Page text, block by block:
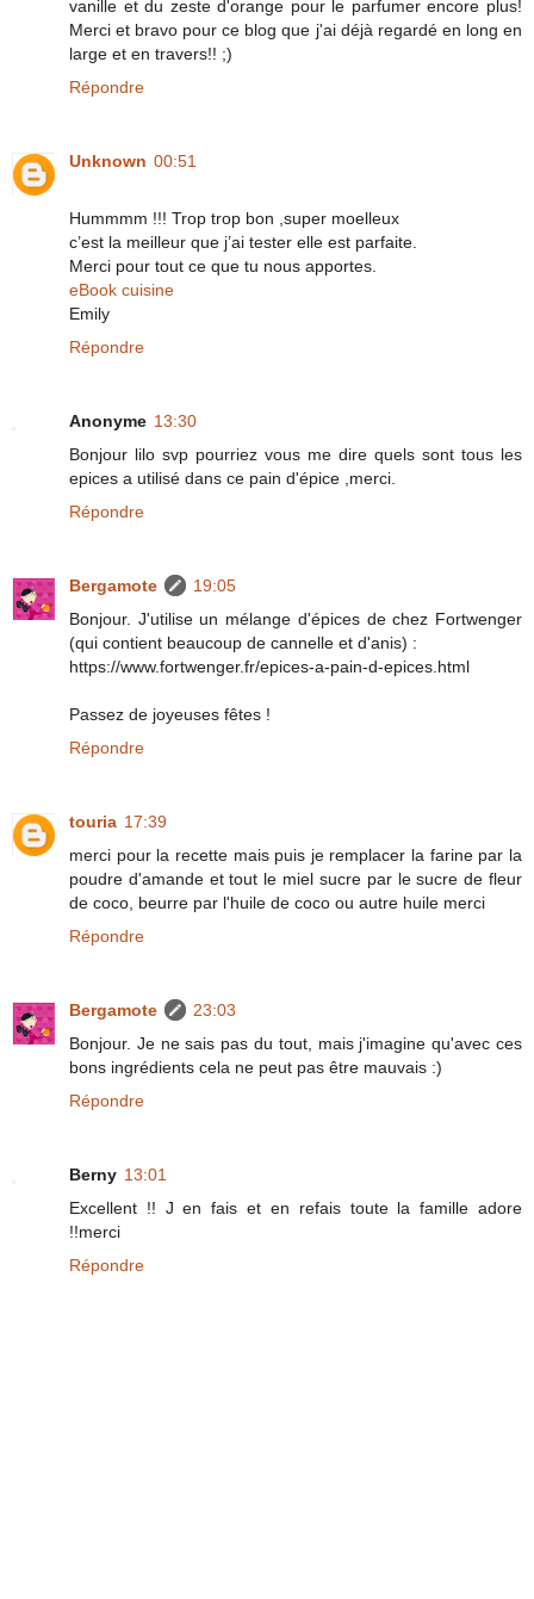
vanille et du zeste d'orange pour le parfumer encore plus!
Merci et bravo pour ce blog que j'ai déjà regardé en long en
large et en travers!! ;)
Répondre
Unknown 00:51
Hummmm !!! Trop trop bon ,super moelleux
c’est la meilleur que j’ai tester elle est parfaite.
Merci pour tout ce que tu nous apportes.
eBook cuisine
Emily
Répondre
Anonyme 13:30
Bonjour lilo svp pourriez vous me dire quels sont tous les
epices a utilisé dans ce pain d'épice ,merci.
Répondre
Bergamote
19:05
Bonjour. J'utilise un mélange d'épices de chez Fortwenger
(qui contient beaucoup de cannelle et d'anis) :
https://www.fortwenger.fr/epices-a-pain-d-epices.html
Passez de joyeuses fêtes !
Répondre
touria 17:39
merci pour la recette mais puis je remplacer la farine par la
poudre d'amande et tout le miel sucre par le sucre de fleur
de coco, beurre par l'huile de coco ou autre huile merci
Répondre
Bergamote
23:03
Bonjour. Je ne sais pas du tout, mais j'imagine qu'avec ces
bons ingrédients cela ne peut pas être mauvais :)
Répondre
Berny 13:01
Excellent !! J en fais et en refais toute la famille adore
!!merci
Répondre